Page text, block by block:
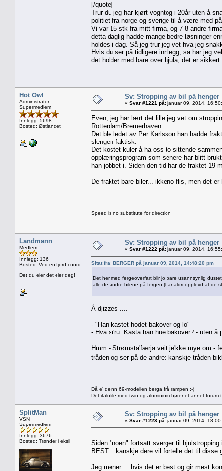
[/quote]
Trur du jeg har kjørt vogntog i 20år uten å
politiet fra norge og sverige til å være med
Vi var 15 stk fra mitt firma, og 7-8 andre
detta daglig hadde mange bedre løsninger
holdes i dag. Så jeg trur jeg vet hva jeg
Hvis du ser på tidligere innlegg, så har jeg
det holder med bare over hjula, det er
Hot Owl
Administrator
Supermedlem
Innlegg: 5698
Bosted: Østlandet
Sv: Stropping av bil på henger
« Svar #1221 på: januar 09, 2014,
Even, jeg har lært det lille jeg vet om
Rotterdam/Bremerhaven.
Det ble ledet av Per Karlsson han hadde
slengen faktisk.
Det kostet kuler å ha oss to sittende
opplæringsprogram som senere har blitt
han jobbet i. Siden den tid har de fraktet 19
De fraktet bare biler... ikkeno flis, men det
Speed is no substitute for direction
Landmann
Medlem
Innlegg: 136
Bosted: Ved en fjord i nord
Det du eier det eier deg!
Sv: Stropping av bil på henger
« Svar #1222 på: januar 09, 2014,
Sitat fra: BERGER på januar 09, 2014, 14:48:20 pm
Det her med fergeoverfart blir jo bare usannsynlig
alle de andre bilene på fergen (har aldri opplevd at de
Å djizzes ....
- "Han kastet hodet bakover og lo"
- Hva si'ru: Kasta han hue bakover? - uten
Hmm - Strømsta'færja veit je'kke mye om -
tråden og ser på de andre: kanskje tråden
Då e' deinn 69-modellen berga frå rampen :-)
Det italofile med twin og aluminium hører et annet forum
SplitMan
VSN
Supermedlem
Innlegg: 3676
Bosted: Trønder i eksil
Sv: Stropping av bil på henger
« Svar #1223 på: januar 09, 2014,
Siden "noen" fortsatt sverger til
BEST....kanskje dere vil fortelle det til disse
Jeg mener.....hvis det er best og gir mest